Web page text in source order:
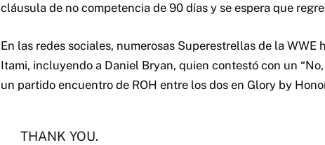
cláusula de no competencia de 90 días y se espera que
En las redes sociales, numerosas Superestrellas de la WWE
Itami, incluyendo a Daniel Bryan, quien contestó con un
un partido encuentro de ROH entre los dos en Glory by
THANK YOU.